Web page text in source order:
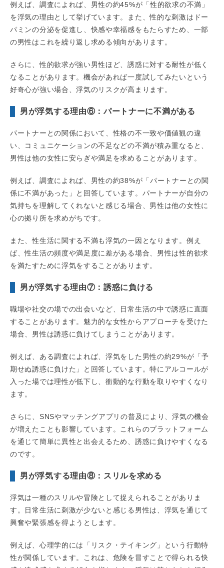
例えば、調査によれば、男性の約45%が「性的欲求の不満」
を浮気の理由として挙げています。また、性的な刺激はドー
パミンの分泌を促進し、快感や幸福感をもたらすため、一部
の男性はこれを繰り返し求める傾向があります。
さらに、性的欲求が強い男性ほど、誘惑に対する耐性が低く
なることがあります。機会があれば一度試してみたいという
好奇心が強い場合、浮気のリスクが高まります。
男が浮気する理由⑥：パートナーに不満がある
パートナーとの関係において、性格の不一致や価値観の違
い、コミュニケーションの不足などの不満が積み重なると、
男性は他の女性に安らぎや満足を求めることがあります。
例えば、調査によれば、男性の約38%が「パートナーとの関
係に不満があった」と回答しています。パートナーが自分の
気持ちを理解してくれないと感じる場合、男性は他の女性に
心の拠り所を求めがちです。
また、性生活に関する不満も浮気の一因となります。例え
ば、性生活の頻度や満足度に差がある場合、男性は性的欲求
を満たすために浮気をすることがあります。
男が浮気する理由⑦：誘惑に負ける
職場や社交の場での出会いなど、日常生活の中で誘惑に直面
することがあります。魅力的な女性からアプローチを受けた
場合、男性は誘惑に負けてしまうことがあります。
例えば、ある調査によれば、浮気をした男性の約29%が「予
期せぬ誘惑に負けた」と回答しています。特にアルコールが
入った場では理性が低下し、衝動的な行動を取りやすくなり
ます。
さらに、SNSやマッチングアプリの普及により、浮気の機会
が増えたことも影響しています。これらのプラットフォーム
を通じて簡単に異性と出会えるため、誘惑に負けやすくなる
のです。
男が浮気する理由⑧：スリルを求める
浮気は一種のスリルや冒険として捉えられることがありま
す。日常生活に刺激が少ないと感じる男性は、浮気を通じて
興奮や緊張感を得ようとします。
例えば、心理学的には「リスク・テイキング」という行動特
性が関係しています。これは、危険を冒すことで得られる快